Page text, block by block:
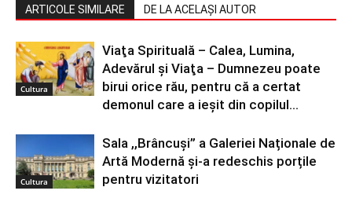
ARTICOLE SIMILARE DE LA ACELAȘI AUTOR
Cultura
Viaţa Spirituală – Calea, Lumina,
Adevărul şi Viaţa – Dumnezeu poate
birui orice rău, pentru că a certat
demonul care a ieșit din copilul...
Cultura
Sala ,,Brâncuși” a Galeriei Naționale de
Artă Modernă și-a redeschis porțile
pentru vizitatori